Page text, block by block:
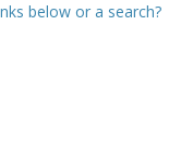
below or a search?